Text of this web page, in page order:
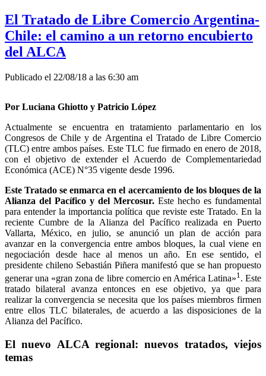
El Tratado de Libre Comercio Argentina-
Chile: el camino a un retorno encubierto
del ALCA
Publicado el 22/08/18 a las 6:30 am
Por Luciana Ghiotto y Patricio López
Actualmente se encuentra en tratamiento parlamentario en los
Congresos de Chile y de Argentina el Tratado de Libre Comercio
(TLC) entre ambos países. Este TLC fue firmado en enero de 2018,
con el objetivo de extender el Acuerdo de Complementariedad
Económica (ACE) N°35 vigente desde 1996.
Este Tratado se enmarca en el acercamiento de los bloques de la
Alianza del Pacífico y del Mercosur. Este hecho es fundamental
para entender la importancia política que reviste este Tratado. En la
reciente Cumbre de la Alianza del Pacífico realizada en Puerto
Vallarta, México, en julio, se anunció un plan de acción para
avanzar en la convergencia entre ambos bloques, la cual viene en
negociación desde hace al menos un año. En ese sentido, el
presidente chileno Sebastián Piñera manifestó que se han propuesto
generar una «gran zona de libre comercio en América Latina»1 . Este
tratado bilateral avanza entonces en ese objetivo, ya que para
realizar la convergencia se necesita que los países miembros firmen
entre ellos TLC bilaterales, de acuerdo a las disposiciones de la
Alianza del Pacífico.
El nuevo ALCA regional: nuevos tratados, viejos
temas